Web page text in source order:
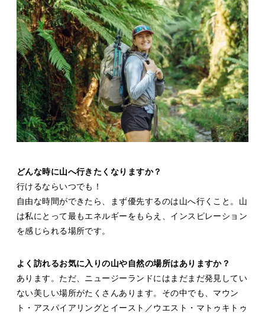
どんな時に山へ行きたくなりますか？
行けるならいつでも！
自由な時間ができたら、まず優先するのは山へ行くこと。山
は私にとって最もエネルギーをもらえ、インスピレーション
を感じられる場所です。
よく訪れるお気に入りの山や自然の場所はありますか？
あります。ただ、ニュージーランドにはまだまだ発見してい
ない美しい場所がたくさんあります。その中でも、マウン
ト・アスパイアリングとイースト／ウエスト・マトゥキトゥ